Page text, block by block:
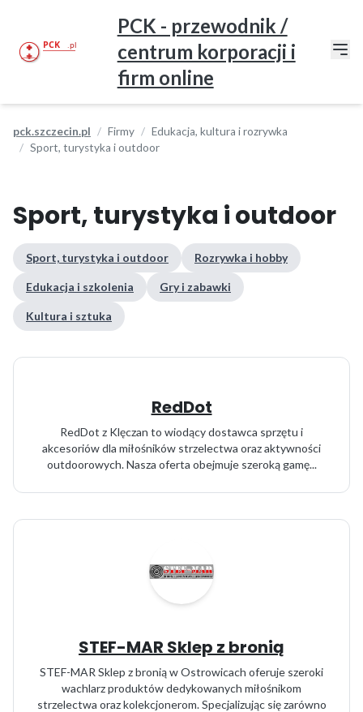
PCK - przewodnik /
centrum korporacji i
firm online
pck.szczecin.pl Firmy
Edukacja, kultura i rozrywka
Sport, turystyka i outdoor
Sport, turystyka i outdoor
Sport, turystyka i outdoor Rozrywka i hobby
Edukacja i szkolenia Gry i zabawki
Kultura i sztuka
RedDot
RedDot z Klęczan to wiodący dostawca sprzętu i
akcesoriów dla miłośników strzelectwa oraz aktywności
outdoorowych. Nasza oferta obejmuje szeroką gamę...
STEF-MAR Sklep z bronią
STEF-MAR Sklep z bronią w Ostrowicach oferuje szeroki
wachlarz produktów dedykowanych miłośnikom
strzelectwa oraz kolekcjonerom. Specjalizując się zarówno